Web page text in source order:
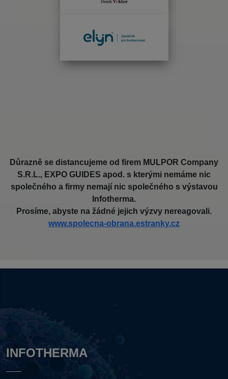
Důrazně se distancujeme od firem MULPOR Company
S.R.L., EXPO GUIDES apod. s kterými nemáme nic
společného a firmy nemají nic společného s výstavou
Infotherma.
Prosíme, abyste na žádné jejich výzvy nereagovali.
www.spolecna-obrana.estranky.cz
INFOTHERMA